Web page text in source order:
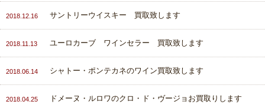
2018.12.16 サントリーウイスキー 買取致します
2018.11.13 ユーロカーブ ワインセラー 買取致します
2018.06.14 シャトー・ポンテカネのワイン買取致します
2018.04.25 ドメーヌ・ルロワのクロ・ド・ヴージョお買取りします